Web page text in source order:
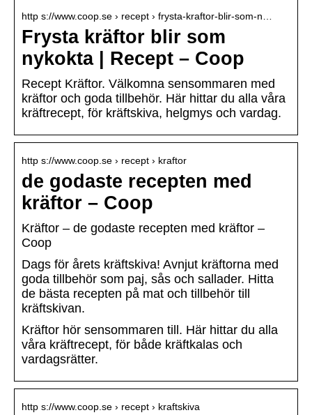
http s://www.coop.se › recept › frysta-kraftor-blir-som-n…
Frysta kräftor blir som
nykokta | Recept – Coop
Recept Kräftor. Välkomna sensommaren med
kräftor och goda tillbehör. Här hittar du alla våra
kräftrecept, för kräftskiva, helgmys och vardag.
http s://www.coop.se › recept › kraftor
de godaste recepten med
kräftor – Coop
Kräftor – de godaste recepten med kräftor –
Coop
Dags för årets kräftskiva! Avnjut kräftorna med
goda tillbehör som paj, sås och sallader. Hitta
de bästa recepten på mat och tillbehör till
kräftskivan.
Kräftor hör sensommaren till. Här hittar du alla
våra kräftrecept, för både kräftkalas och
vardagsrätter.
http s://www.coop.se › recept › kraftskiva